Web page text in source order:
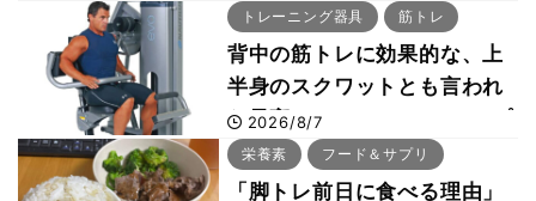
事・睡眠・呼吸の整え方
トレーニング器具 筋トレ
背中の筋トレに効果的な、上
半身のスクワットとも言われ
た最高マシン“ノーチラス・プ
ルオーバーマシン”とは？
2026/8/7
栄養素 フード＆サプリ
「脚トレ前日に食べる理由」